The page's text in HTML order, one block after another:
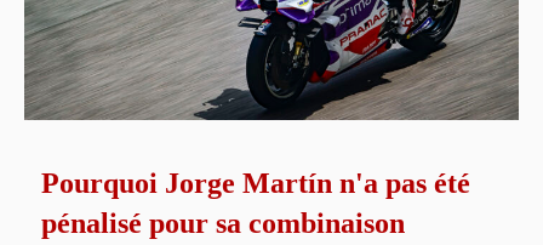
Pourquoi Jorge Martín n'a pas été
pénalisé pour sa combinaison